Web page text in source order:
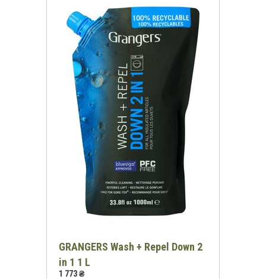
GRANGERS Wash + Repel Down 2
in 1 1 L
1 773 ₴